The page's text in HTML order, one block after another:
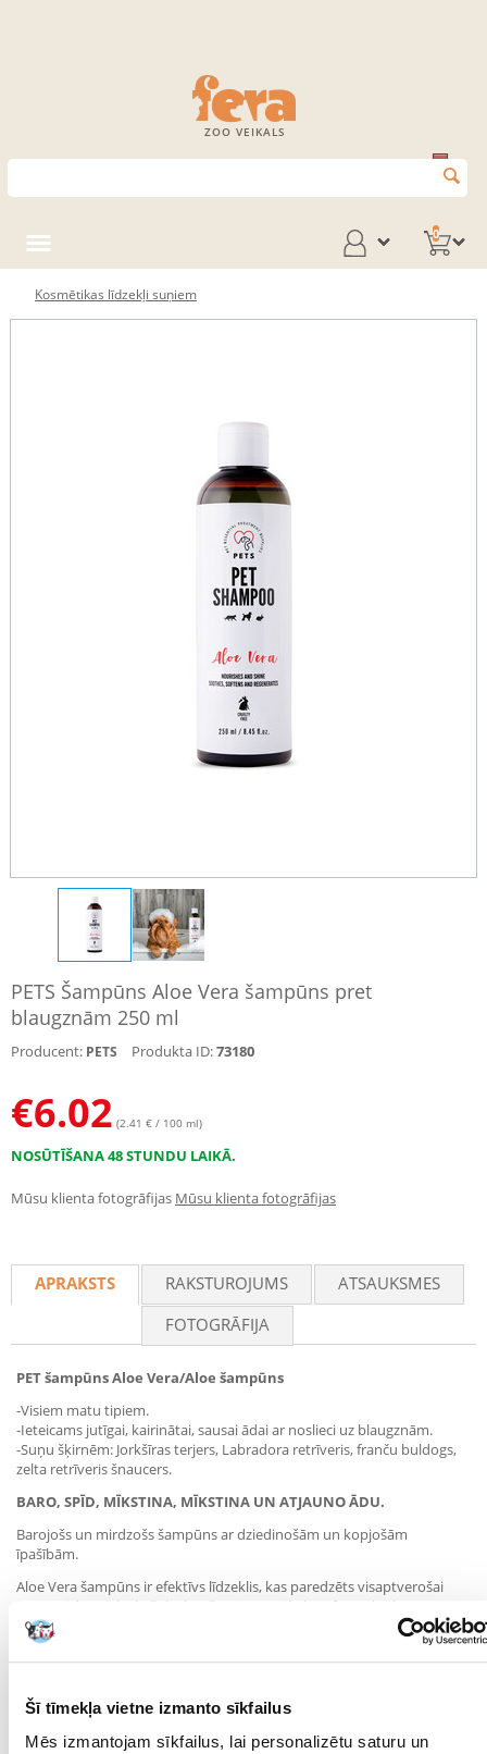
Šī tīmekļa vietne izmanto sīkfailus
Mēs izmantojam sīkfailus, lai personalizētu saturu un
ZOO VEIKALS
0
Kosmētikas līdzekļi suņiem
PETS Šampūns Aloe Vera šampūns pret
blaugznām 250 ml
Producent: PETS Produkta ID:73180
€6.02 (2.41 € / 100 ml)
NOSŪTĪŠANA 48 STUNDU LAIKĀ.
Mūsu klienta fotogrāfijas Mūsu klienta fotogrāfijas
APRAKSTS RAKSTUROJUMS
ATSAUKSMES
FOTOGRĀFIJA
PET šampūns Aloe Vera/Aloe šampūns
-Visiem matu tipiem.
-Ieteicams jutīgai, kairinātai, sausai ādai ar noslieci uz blaugznām.
-Suņu šķirnēm: Jorkšīras terjers, Labradora retrīveris, franču buldogs,
zelta retrīveris šnaucers.
BARO, SPĪD, MĪKSTINA, MĪKSTINA UN ATJAUNO ĀDU.
Barojošs un mirdzošs šampūns ar dziedinošām un kopjošām
īpašībām.
Aloe Vera šampūns ir efektīvs līdzeklis, kas paredzēts visaptverošai
jūsu mājdzīvnieka kažoka kopšanai. Tā unikālajai formulai, kuras
pamatā ir alvejas ekstrakts un pantenols, piemīt barojoša un
nomierinoša iedarbība, nodrošinot jūsu mājdzīvnieka kažokam skaistu
spīdumu un veselīgu izskatu. Ar dabīgām sastāvdaļām bagātinātais
atjaunojot to no iekšpuses. Turklāt tas nomierina ādu un mazina
jebkādu kairinājumu, padarot peldi par relaksējošu un patīkamu
pieredzi jūsu mājdzīvniekam.